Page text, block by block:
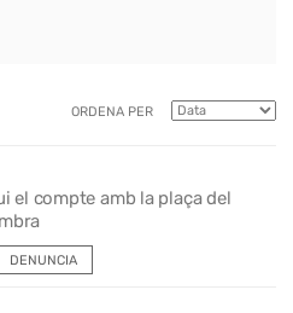
ORDENA PER
el compte amb la plaça del
DENUNCIA